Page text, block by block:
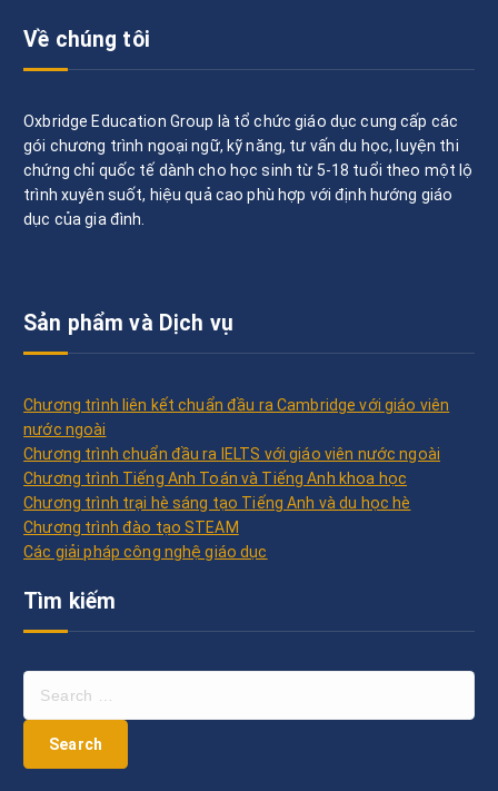
Về chúng tôi
Oxbridge Education Group là tổ chức giáo dục cung cấp các
gói chương trình ngoại ngữ, kỹ năng, tư vấn du học, luyện thi
chứng chỉ quốc tế dành cho học sinh từ 5-18 tuổi theo một lộ
trình xuyên suốt, hiệu quả cao phù hợp với định hướng giáo
dục của gia đình.
Sản phẩm và Dịch vụ
Chương trình liên kết chuẩn đầu ra Cambridge với giáo viên
nước ngoài
Chương trình chuẩn đầu ra IELTS với giáo viên nước ngoài
Chương trình Tiếng Anh Toán và Tiếng Anh khoa học
Chương trình trại hè sáng tạo Tiếng Anh và du học hè
Chương trình đào tạo STEAM
Các giải pháp công nghệ giáo dục
Tìm kiếm